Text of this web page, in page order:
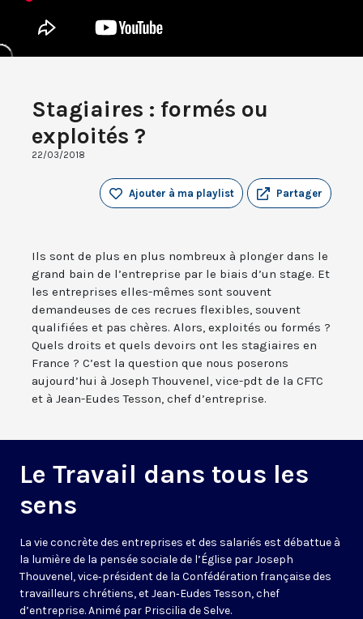
Stagiaires : formés ou
exploités ?
22/03/2018
Partager
Ajouter à ma playlist
Ils sont de plus en plus nombreux à plonger dans le
grand bain de l’entreprise par le biais d’un stage. Et
les entreprises elles-mêmes sont souvent
demandeuses de ces recrues flexibles, souvent
qualifiées et pas chères. Alors, exploités ou formés ?
Quels droits et quels devoirs ont les stagiaires en
France ? C’est la question que nous poserons
aujourd’hui à Joseph Thouvenel, vice-pdt de la CFTC
et à Jean-Eudes Tesson, chef d’entreprise.
Le Travail dans tous les
sens
La vie concrète des entreprises et des salariés est débattue à
la lumière de la pensée sociale de l’Église par Joseph
Thouvenel, vice‑président de la Confédération française des
travailleurs chrétiens, et Jean‑Eudes Tesson, chef
d’entreprise. Animé par Priscilia de Selve.